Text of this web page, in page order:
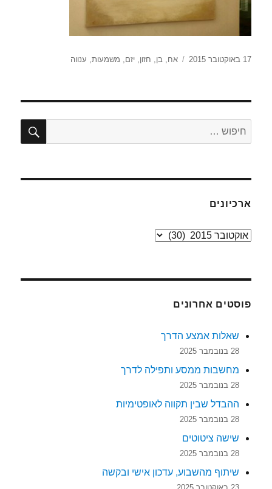
פורסם
17 באוקטובר 2015 תגיות
אח,בן, חזון,יזם, משמעות, ענווה
חפש:
ארכיונים
ארכיונים
פוסטים אחרונים
שאלות אמצע הדרך
28 בנובמבר 2025
מחשבות ממסע ותפילה לדרך
28 בנובמבר 2025
ההבדל שבין תקווה לאופטימיות
28 בנובמבר 2025
שישה ציטוטים
28 בנובמבר 2025
שיתוף מהשבוע, עדכון אישי ובקשה